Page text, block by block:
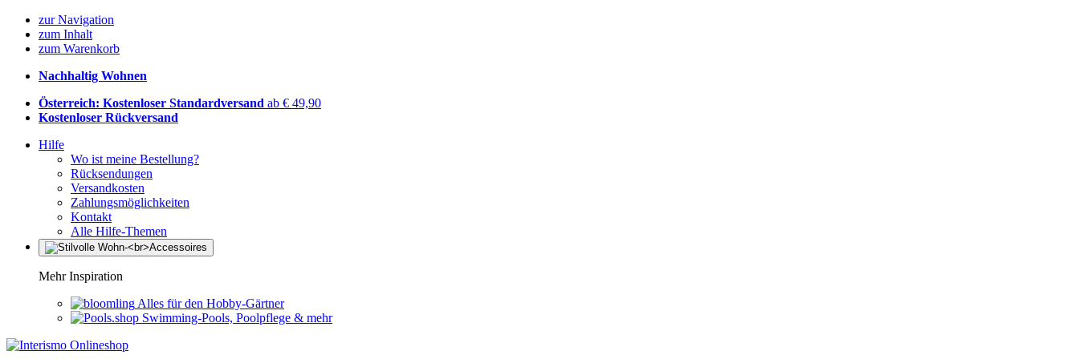
zur Navigation
zum Inhalt
zum Warenkorb
Nachhaltig Wohnen
Österreich: Kostenloser Standardversand ab € 49,90
Kostenloser Rückversand
Hilfe
Wo ist meine Bestellung?
Rücksendungen
Versandkosten
Zahlungsmöglichkeiten
Kontakt
Alle Hilfe-Themen
Mehr Inspiration
Alles für den Hobby-Gärtner
Swimming-Pools, Poolpflege & mehr